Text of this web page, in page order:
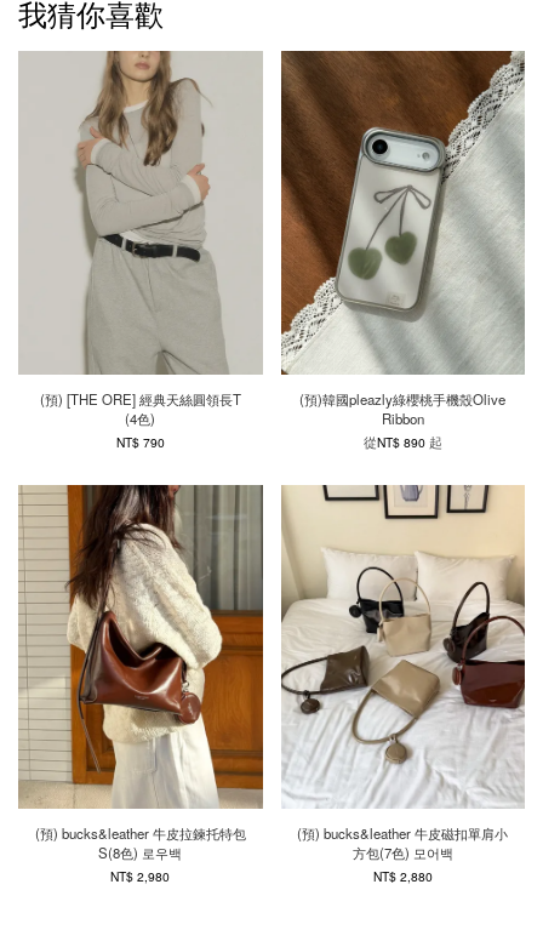
我猜你喜歡
(預) [THE ORE] 經典天絲圓領長T
(4色)
NT$ 790
(預)韓國pleazly綠櫻桃手機殼Olive
Ribbon
從NT$ 890 起
(預) bucks&leather 牛皮拉鍊托特包
S(8色) 로우백
NT$ 2,980
(預) bucks&leather 牛皮磁扣單肩小
方包(7色) 모어백
NT$ 2,880